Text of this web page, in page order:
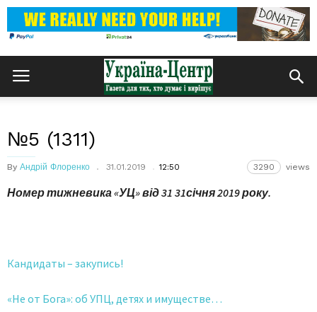
№5 (1311)
By Андрій Флоренко 31.01.2019 12:50 3290 views
Номер тижневика «УЦ» від31 31січня 2019 року.
Кандидаты – закупись!
«Не от Бога»: об УПЦ, детях и имуществе…